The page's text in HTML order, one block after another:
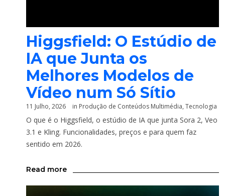
Higgsfield: O Estúdio de
IA que Junta os
Melhores Modelos de
Vídeo num Só Sítio
11 Julho, 2026 in Produção de Conteúdos Multimédia, Tecnologia
O que é o Higgsfield, o estúdio de IA que junta Sora 2, Veo
3.1 e Kling. Funcionalidades, preços e para quem faz
sentido em 2026.
Read more